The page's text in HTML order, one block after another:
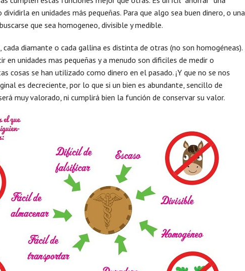
en unidades más pequeñas. Para que algo sea buen dinero, o una
que sea homogeneo, divisible y medible.
cada diamante o cada gallina es distinta de otras (no son homogéneas).
en unidades mas pequeñas y a menudo son dificiles de medir o
cosas se han utilizado como dinero en el pasado. ¡Y que no se nos
es decreciente, por lo que si un bien es abundante, sencillo de
muy valorado, ni cumplirá bien la función de conservar su valor.